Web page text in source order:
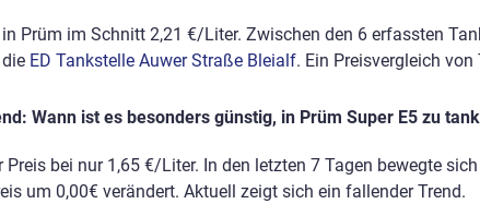
in Prüm im Schnitt 2,21 €/Liter. Zwischen den 6 erfassten
ED Tankstelle Auwer Straße Bleialf. Ein Preisvergleich
Wann ist es besonders günstig, in Prüm Super E5 zu
bei nur 1,65 €/Liter. In den letzten 7 Tagen bewegte
um 0,00€ verändert. Aktuell zeigt sich ein fallender Trend.